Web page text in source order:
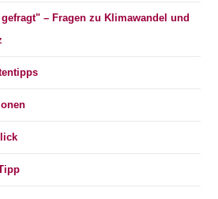
– Fragen zu Klimawandel und